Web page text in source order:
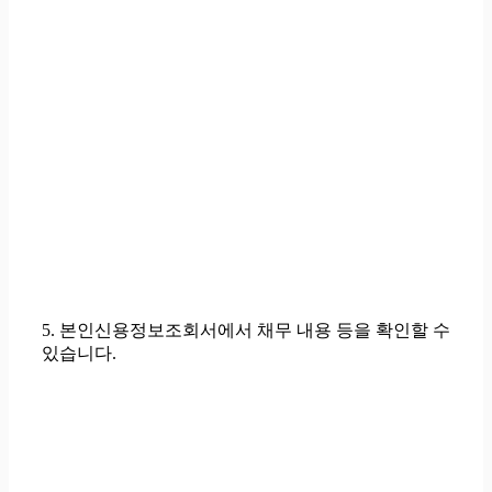
5. 본인신용정보조회서에서 채무 내용 등을 확인할 수
있습니다.